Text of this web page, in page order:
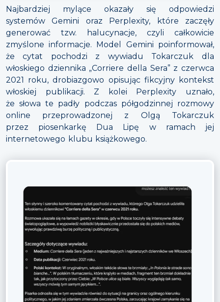
Najbardziej mylące okazały się odpowiedzi
systemów Gemini oraz Perplexity, które zaczęły
generować tzw. halucynacje, czyli całkowicie
zmyślone informacje. Model Gemini poinformował,
że cytat pochodzi z wywiadu Tokarczuk dla
włoskiego dziennika „Corriere della Sera” z czerwca
2021 roku, drobiazgowo opisując fikcyjny kontekst
włoskiej publikacji. Z kolei Perplexity uznało,
że słowa te padły podczas półgodzinnej rozmowy
online przeprowadzonej z Olgą Tokarczuk
przez piosenkarkę Dua Lipę w ramach jej
internetowego klubu książkowego.